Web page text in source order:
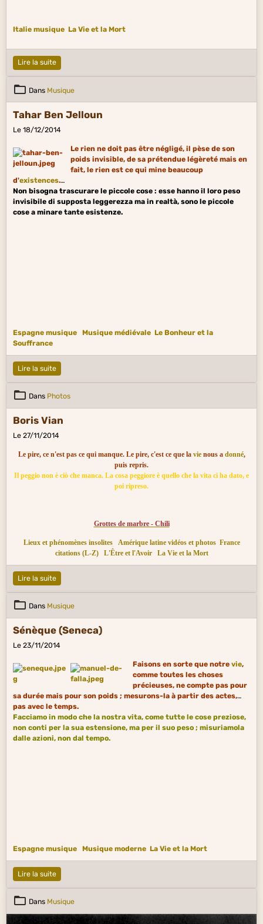
Italie musique La Vie et la Mort
Lire la suite
Dans Musique
Tahar Ben Jelloun
Le 18/12/2014
Le rien ne doit pas être négligé, il pèse de son
poids invisible, de sa prétendue légèreté mais en
fait, le rien est ce qui mine beaucoup
d'existences.
Non bisogna trascurare le piccole cose : esse hanno il loro peso
invisibile di supposta leggerezza ma in realtà, sono le piccole
cose a minare tante esistenze.
Espagne musique Musique médiévale Le Bonheur et la
Souffrance
Lire la suite
Dans Photos
Boris Vian
Le 27/11/2014
Le pire, ce n'est pas ce qui manque. Le pire, c'est ce que la vienous a donné,
puis repris.
Il peggio non è ciò che manca. La cosa peggiore è quello che la vita ci ha dato, e
poi ripreso.
Grottes de marbre - Chili
Lieux et phénomènes insolites Amérique latine vidéos et photos France
citations (L-Z)
L'Être et l'Avoir La Vie et la Mort
Lire la suite
Dans Musique
Sénèque (Seneca)
Le 23/11/2014
Faisons en sorte que notre vie,
comme toutes les choses
précieuses, ne compte pas pour
sa durée mais pour son poids ; mesurons-la à partir des actes,
pas avec le temps.
Facciamo in modo che la nostra vita, come tutte le cose preziose,
non conti per la sua estensione, ma per il suo peso ; misuriamola
dalle azioni, non dal tempo.
Espagne musique Musique moderne La Vie et la Mort
Lire la suite
Dans Musique